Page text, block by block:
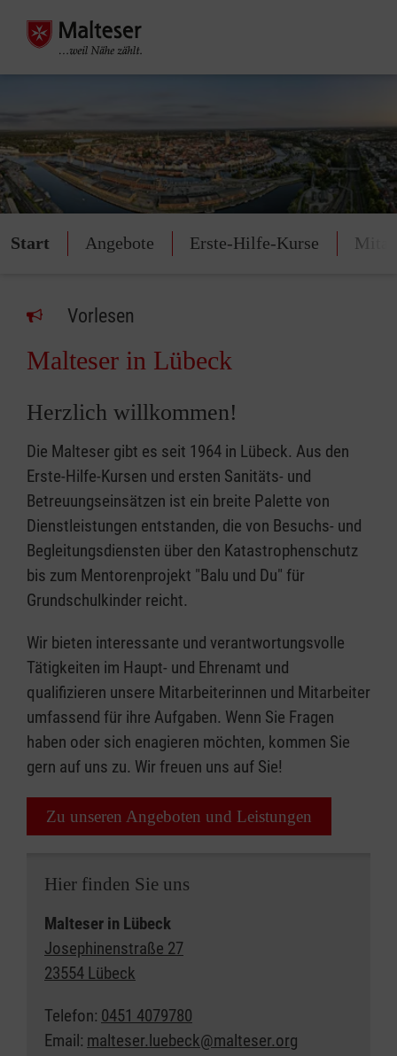
Start Angebote Erste-Hilfe-Kurse
Vorlesen
Malteser in Lübeck
Herzlich willkommen!
Die Malteser gibt es seit 1964 in Lübeck. Aus den
Erste-Hilfe-Kursen und ersten Sanitäts- und
Betreuungseinsätzen ist ein breite Palette von
Dienstleistungen entstanden, die von Besuchs- und
Begleitungsdiensten über den Katastrophenschutz
bis zum Mentorenprojekt "Balu und Du" für
Grundschulkinder reicht.
Wir bieten interessante und verantwortungsvolle
Tätigkeiten im Haupt- und Ehrenamt und
qualifizieren unsere Mitarbeiterinnen und Mitarbeiter
umfassend für ihre Aufgaben. Wenn Sie Fragen
haben oder sich enagieren möchten, kommen Sie
gern auf uns zu. Wir freuen uns auf Sie!
Zu unseren Angeboten und Leistungen
Hier finden Sie uns
Malteser in Lübeck
Josephinenstraße 27
23554 Lübeck
Telefon: 0451 4079780
Email: malteser.luebeck@malteser.org